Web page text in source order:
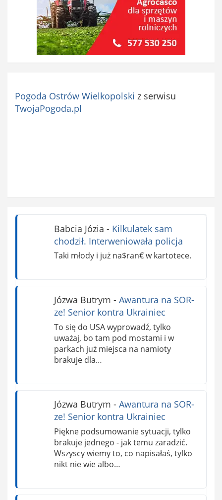
Pogoda Ostrów Wielkopolski z serwisu
TwojaPogoda.pl
Babcia Józia - Kilkulatek sam
chodził. Interweniowała policja
Taki młody i już na$ran€ w kartotece.
Józwa Butrym - Awantura na SOR-
ze! Senior kontra Ukrainiec
To się do USA wyprowadź, tylko
uważaj, bo tam pod mostami i w
parkach już miejsca na namioty
brakuje dla…
Józwa Butrym - Awantura na SOR-
ze! Senior kontra Ukrainiec
Piękne podsumowanie sytuacji, tylko
brakuje jednego - jak temu zaradzić.
Wszyscy wiemy to, co napisałaś, tylko
nikt nie wie albo…